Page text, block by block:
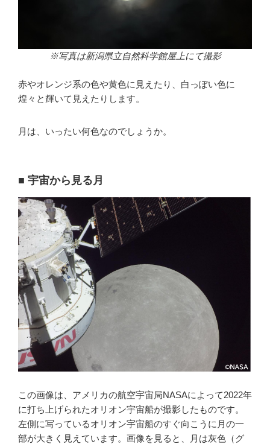
※写真は新潟県立自然科学館屋上にて撮影
赤やオレンジ系の色や黄色に見えたり、白っぽい色に
煌々と輝いて見えたりします。
月は、いったい何色なのでしょうか。
■ 宇宙から見る月
この画像は、アメリカの航空宇宙局NASAによって2022年
に打ち上げられたオリオン宇宙船が撮影したものです。
左側に写っているオリオン宇宙船のすぐ向こうに月の一
部が大きく見えています。画像を見ると、月は灰色（グ